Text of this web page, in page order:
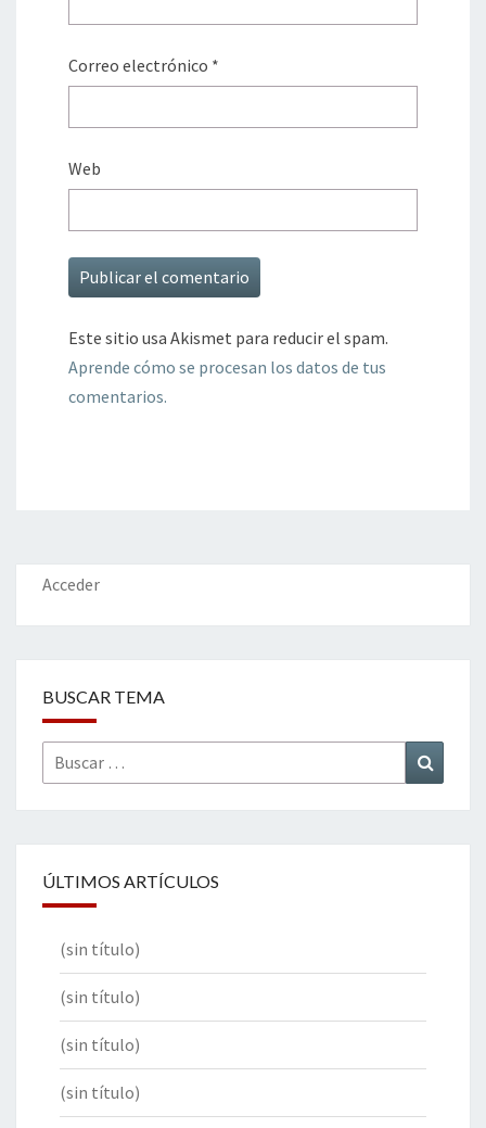
Correo electrónico *
Web
Este sitio usa Akismet para reducir el spam.
Aprende cómo se procesan los datos de tus
comentarios.
Acceder
BUSCAR TEMA
Buscar
por:
ÚLTIMOS ARTÍCULOS
(sin título)
(sin título)
(sin título)
(sin título)